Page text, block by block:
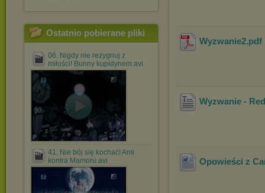
Ostatnio pobierane pliki
06. Nigdy nie rezygnuj z
miłości! Bunny kupidynem.avi
41. Nie bój się kochać! Ami
kontra Mamoru.avi
Wyzwanie2.pdf
Wyzwanie -
Opowieści z